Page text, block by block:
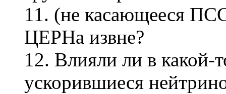
11. (не касающееся
ЦЕРНа извне?
12. Влияли ли в какой-
ускорившиеся